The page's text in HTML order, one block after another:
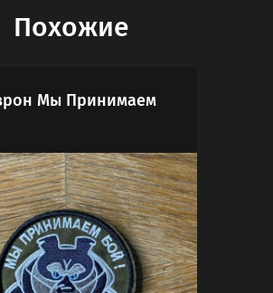
Похожие
Мы Принимаем